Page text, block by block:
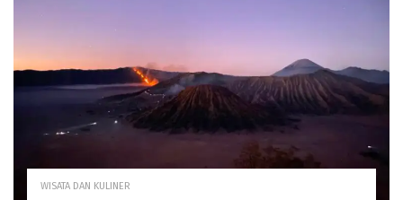
WISATA DAN KULINER